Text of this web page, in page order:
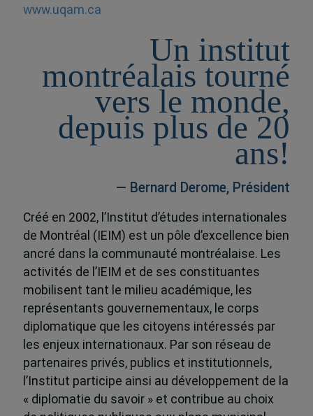
www.uqam.ca
Un institut
montréalais tourné
vers le monde,
depuis plus de 20
ans!
— Bernard Derome, Président
Créé en 2002, l’Institut d’études internationales
de Montréal (IEIM) est un pôle d’excellence bien
ancré dans la communauté montréalaise. Les
activités de l’IEIM et de ses constituantes
mobilisent tant le milieu académique, les
représentants gouvernementaux, le corps
diplomatique que les citoyens intéressés par
les enjeux internationaux. Par son réseau de
partenaires privés, publics et institutionnels,
l’Institut participe ainsi au développement de la
« diplomatie du savoir » et contribue au choix